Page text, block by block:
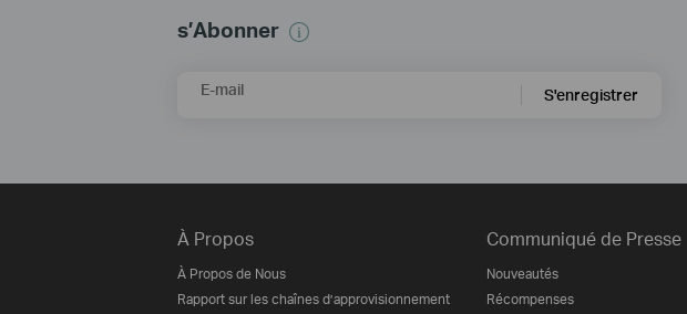
s’Abonner
E-mail S'enregistrer
À Propos
À Propos de Nous
Rapport sur les chaînes d’approvisionnement
Communiqué de Presse
Nouveautés
Récompenses